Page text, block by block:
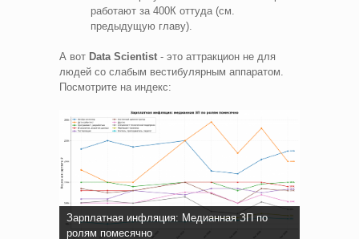
работают за 400К оттуда (см.
предыдущую главу).
А вот Data Scientist - это аттракцион не для
людей со слабым вестибулярным аппаратом.
Посмотрите на индекс:
Зарплатная инфляция: Медианная ЗП по
ролям помесячно